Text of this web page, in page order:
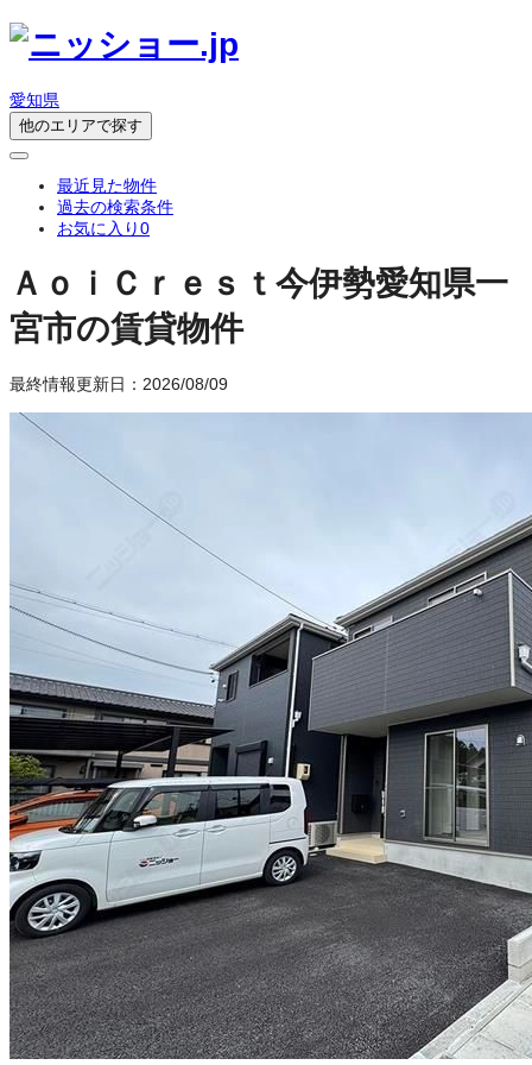
愛知県
他のエリアで探す
最近見た物件
過去の検索条件
お気に入り0
ＡｏｉＣｒｅｓｔ今伊勢愛知県一
宮市の賃貸物件
最終情報更新日：2026/08/09